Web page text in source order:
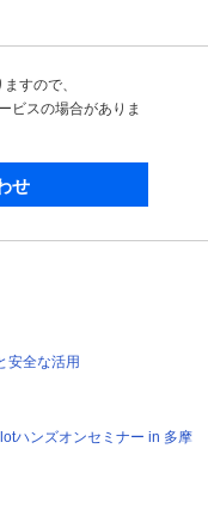
すので、
ビスの場合がありま
せ
安全な活用
ハンズオンセミナー in 多摩